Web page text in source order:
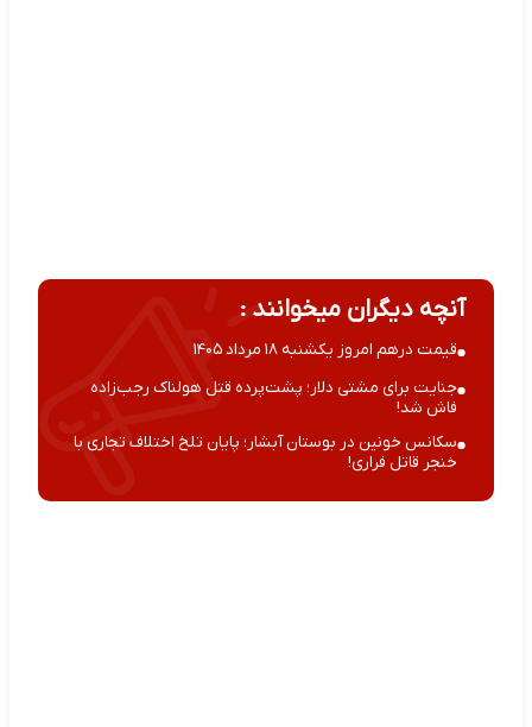
آنچه دیگران میخوانند :
قیمت درهم امروز یکشنبه ۱۸ مرداد ۱۴۰۵
جنایت برای مشتی دلار؛ پشت‌پرده قتل هولناک رجب‌زاده
فاش شد!
سکانس خونین در بوستان آبشار؛ پایان تلخ اختلاف تجاری با
خنجر قاتل فراری!